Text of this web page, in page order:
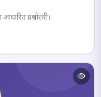
प्रश्नोत्तरी।